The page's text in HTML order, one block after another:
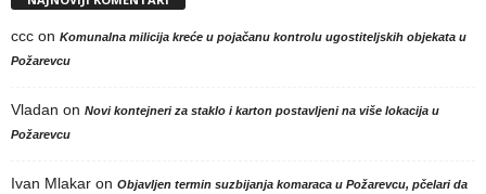
ccc on Komunalna milicija kreće u pojačanu kontrolu ugostiteljskih objekata u
Požarevcu
Vladan on Novi kontejneri za staklo i karton postavljeni na više lokacija u
Požarevcu
Ivan Mlakar on Objavljen termin suzbijanja komaraca u Požarevcu, pčelari da